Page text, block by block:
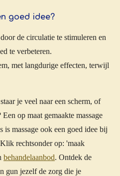
goed idee?
de circulatie te stimuleren en
te verbeteren.
met langdurige effecten, terwijl
je veel naar een scherm, of
op maat gemaakte massage
massage ook een goed idee bij
rechtsonder op: 'maak
behandelaanbod. Ontdek de
gun jezelf de zorg die je